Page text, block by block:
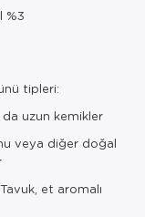
%3
tipleri:
da uzun kemikler
veya diğer doğal
Tavuk, et aromalı